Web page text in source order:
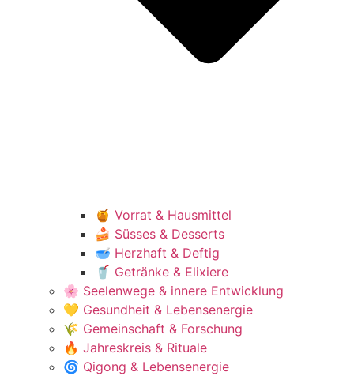
🍯 Vorrat & Hausmittel
🍰 Süsses & Desserts
🥣 Herzhaft & Deftig
🥤 Getränke & Elixiere
🌸 Seelenwege & innere Entwicklung
💛 Gesundheit & Lebensenergie
🌾 Gemeinschaft & Forschung
🔥 Jahreskreis & Rituale
🌀 Qigong & Lebensenergie